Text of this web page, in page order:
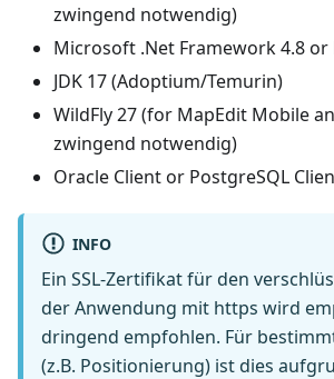
zwingend notwendig)
Microsoft .Net Framework 4.8
JDK 17 (Adoptium/Temurin)
WildFly 27 (for MapEdit Mobile
zwingend notwendig)
Oracle Client or PostgreSQL
INFO
Ein SSL-Zertifikat für den
der Anwendung mit https wird
dringend empfohlen. Für
(z.B. Positionierung) ist dies